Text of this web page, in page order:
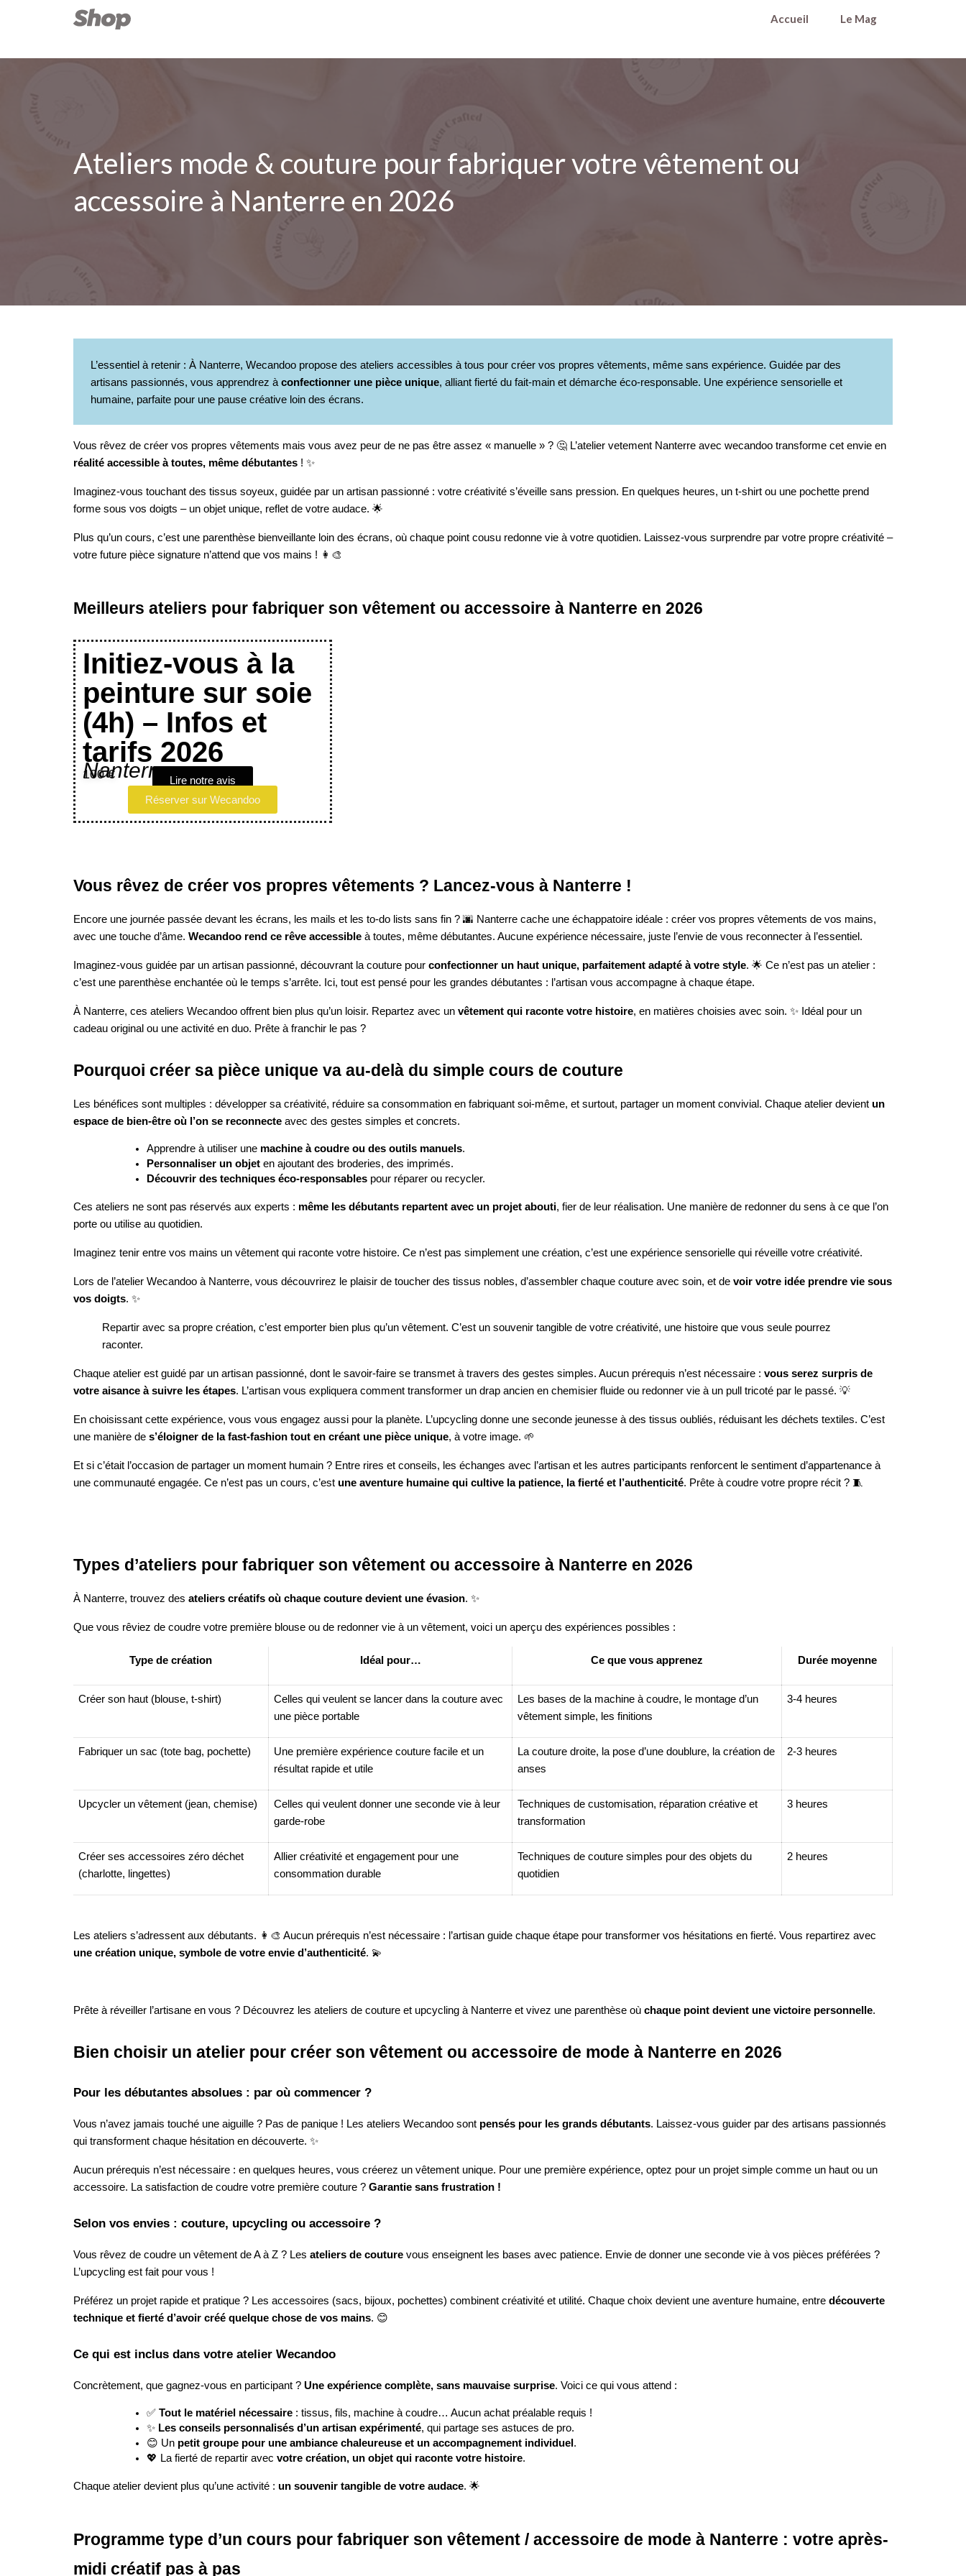
Accueil Le Mag
Ateliers mode & couture pour fabriquer votre vêtement ou
accessoire à Nanterre en 2026
L’essentiel à retenir : À Nanterre, Wecandoo propose des ateliers accessibles à tous pour créer vos propres vêtements, même sans expérience. Guidée par des
artisans passionnés, vous apprendrez àconfectionner une pièce unique, alliant fierté du fait-main et démarche éco-responsable. Une expérience sensorielle et
humaine, parfaite pour une pause créative loin des écrans.
Vous rêvez de créer vos propres vêtements mais vous avez peur de ne pas être assez « manuelle » ? 🤔 L’atelier vetement Nanterre avec wecandoo transforme cet envie en
réalité accessible à toutes, même débutantes ! ✨
Imaginez-vous touchant des tissus soyeux, guidée par un artisan passionné : votre créativité s’éveille sans pression. En quelques heures, un t-shirt ou une pochette prend
forme sous vos doigts – un objet unique, reflet de votre audace. 🌟
Plus qu’un cours, c’est une parenthèse bienveillante loin des écrans, où chaque point cousu redonne vie à votre quotidien. Laissez-vous surprendre par votre propre créativité –
votre future pièce signature n’attend que vos mains ! 👩‍🎨
Meilleurs ateliers pour fabriquer son vêtement ou accessoire à Nanterre en 2026
Initiez-vous à la
peinture sur soie
(4h) – Infos et
tarifs 2026
Nanterre
100 €
Lire notre avis
Réserver sur Wecandoo
Vous rêvez de créer vos propres vêtements ? Lancez-vous à Nanterre !
Encore une journée passée devant les écrans, les mails et les to-do lists sans fin ? 🌆 Nanterre cache une échappatoire idéale : créer vos propres vêtements de vos mains,
avec une touche d’âme. Wecandoo rend ce rêve accessible à toutes, même débutantes. Aucune expérience nécessaire, juste l’envie de vous reconnecter à l’essentiel.
Imaginez-vous guidée par un artisan passionné, découvrant la couture pour confectionner un haut unique, parfaitement adapté à votre style. 🌟 Ce n’est pas un atelier :
c’est une parenthèse enchantée où le temps s’arrête. Ici, tout est pensé pour les grandes débutantes : l’artisan vous accompagne à chaque étape.
À Nanterre, ces ateliers Wecandoo offrent bien plus qu’un loisir. Repartez avec un vêtement qui raconte votre histoire, en matières choisies avec soin. ✨ Idéal pour un
cadeau original ou une activité en duo. Prête à franchir le pas ?
Pourquoi créer sa pièce unique va au-delà du simple cours de couture
Les bénéfices sont multiples : développer sa créativité, réduire sa consommation en fabriquant soi-même, et surtout, partager un moment convivial. Chaque atelier devient un
espace de bien-être où l’on se reconnecte avec des gestes simples et concrets.
Apprendre à utiliser une machine à coudre ou des outils manuels.
Personnaliser un objet en ajoutant des broderies, des imprimés.
Découvrir des techniques éco-responsables pour réparer ou recycler.
Ces ateliers ne sont pas réservés aux experts : même les débutants repartent avec un projet abouti, fier de leur réalisation. Une manière de redonner du sens à ce que l’on
porte ou utilise au quotidien.
Imaginez tenir entre vos mains un vêtement qui raconte votre histoire. Ce n’est pas simplement une création, c’est une expérience sensorielle qui réveille votre créativité.
Lors de l’atelier Wecandoo à Nanterre, vous découvrirez le plaisir de toucher des tissus nobles, d’assembler chaque couture avec soin, et de voir votre idée prendre vie sous
vos doigts. ✨
Repartir avec sa propre création, c’est emporter bien plus qu’un vêtement. C’est un souvenir tangible de votre créativité, une histoire que vous seule pourrez
raconter.
Chaque atelier est guidé par un artisan passionné, dont le savoir-faire se transmet à travers des gestes simples. Aucun prérequis n’est nécessaire : vous serez surpris de
votre aisance à suivre les étapes. L’artisan vous expliquera comment transformer un drap ancien en chemisier fluide ou redonner vie à un pull tricoté par le passé. 💡
En choisissant cette expérience, vous vous engagez aussi pour la planète. L’upcycling donne une seconde jeunesse à des tissus oubliés, réduisant les déchets textiles. C’est
une manière de s’éloigner de la fast-fashion tout en créant une pièce unique, à votre image. 🌱
Et si c’était l’occasion de partager un moment humain ? Entre rires et conseils, les échanges avec l’artisan et les autres participants renforcent le sentiment d’appartenance à
une communauté engagée. Ce n’est pas un cours, c’est une aventure humaine qui cultive la patience, la fierté et l’authenticité. Prête à coudre votre propre récit ? 🧵
Types d’ateliers pour fabriquer son vêtement ou accessoire à Nanterre en 2026
À Nanterre, trouvez des ateliers créatifs où chaque couture devient une évasion. ✨
Que vous rêviez de coudre votre première blouse ou de redonner vie à un vêtement, voici un aperçu des expériences possibles :
Type de création Idéal pour… Ce que vous apprenez Durée moyenne
Créer son haut (blouse, t-shirt)
Celles qui veulent se lancer dans la couture avec
une pièce portable
Les bases de la machine à coudre, le montage d’un
vêtement simple, les finitions
3-4 heures
Fabriquer un sac (tote bag, pochette)
Une première expérience couture facile et un
résultat rapide et utile
La couture droite, la pose d’une doublure, la création de
anses
2-3 heures
Upcycler un vêtement (jean, chemise)
Celles qui veulent donner une seconde vie à leur
garde-robe
Techniques de customisation, réparation créative et
transformation
3 heures
Créer ses accessoires zéro déchet
(charlotte, lingettes)
Allier créativité et engagement pour une
consommation durable
Techniques de couture simples pour des objets du
quotidien
2 heures
Les ateliers s’adressent aux débutants. 👩‍🎨 Aucun prérequis n’est nécessaire : l’artisan guide chaque étape pour transformer vos hésitations en fierté. Vous repartirez avec
une création unique, symbole de votre envie d’authenticité. 💫
Prête à réveiller l’artisane en vous ? Découvrez les ateliers de couture et upcycling à Nanterre et vivez une parenthèse où chaque point devient une victoire personnelle.
Bien choisir un atelier pour créer son vêtement ou accessoire de mode à Nanterre en 2026
Pour les débutantes absolues : par où commencer ?
Vous n’avez jamais touché une aiguille ? Pas de panique ! Les ateliers Wecandoo sont pensés pour les grands débutants. Laissez-vous guider par des artisans passionnés
qui transforment chaque hésitation en découverte. ✨
Aucun prérequis n’est nécessaire : en quelques heures, vous créerez un vêtement unique. Pour une première expérience, optez pour un projet simple comme un haut ou un
accessoire. La satisfaction de coudre votre première couture ? Garantie sans frustration !
Selon vos envies : couture, upcycling ou accessoire ?
Vous rêvez de coudre un vêtement de A à Z ? Les ateliers de couture vous enseignent les bases avec patience. Envie de donner une seconde vie à vos pièces préférées ?
L’upcycling est fait pour vous !
Préférez un projet rapide et pratique ? Les accessoires (sacs, bijoux, pochettes) combinent créativité et utilité. Chaque choix devient une aventure humaine, entre découverte
technique et fierté d’avoir créé quelque chose de vos mains. 😊
Ce qui est inclus dans votre atelier Wecandoo
Concrètement, que gagnez-vous en participant ? Une expérience complète, sans mauvaise surprise. Voici ce qui vous attend :
✅ Tout le matériel nécessaire : tissus, fils, machine à coudre… Aucun achat préalable requis !
✨ Les conseils personnalisés d’un artisan expérimenté, qui partage ses astuces de pro.
😊 Un petit groupe pour une ambiance chaleureuse et un accompagnement individuel.
💖 La fierté de repartir avec votre création, un objet qui raconte votre histoire.
Chaque atelier devient plus qu’une activité : un souvenir tangible de votre audace. 🌟
Programme type d’un cours pour fabriquer son vêtement / accessoire de mode à Nanterre : votre après-
midi créatif pas à pas